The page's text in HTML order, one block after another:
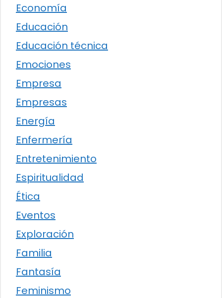
Economía
Educación
Educación técnica
Emociones
Empresa
Empresas
Energía
Enfermería
Entretenimiento
Espiritualidad
Ética
Eventos
Exploración
Familia
Fantasía
Feminismo